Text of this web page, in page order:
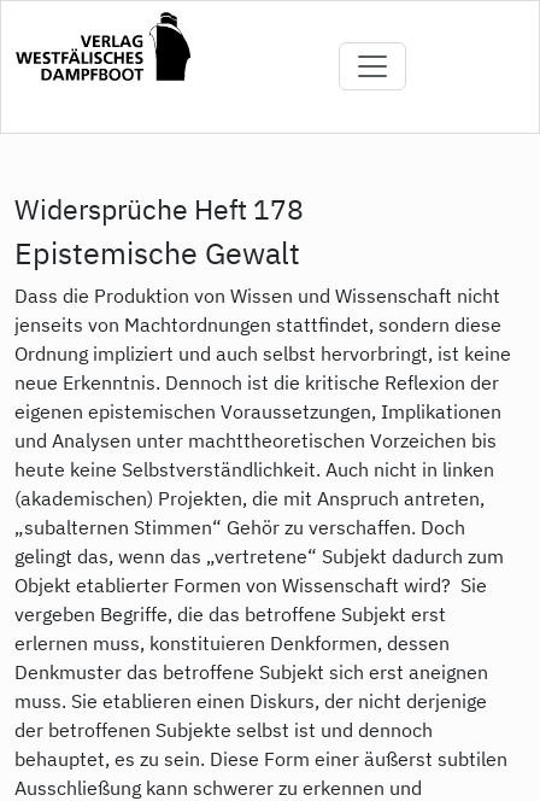
Inhalt
Widersprüche Heft 178
Epistemische Gewalt
Dass die Produktion von Wissen und Wissenschaft nicht
jenseits von Machtordnungen stattfindet, sondern diese
Ordnung impliziert und auch selbst hervorbringt, ist keine
neue Erkenntnis. Dennoch ist die kritische Reflexion der
eigenen epistemischen Voraussetzungen, Implikationen
und Analysen unter machttheoretischen Vorzeichen bis
heute keine Selbstverständlichkeit. Auch nicht in linken
(akademischen) Projekten, die mit Anspruch antreten,
„subalternen Stimmen“ Gehör zu verschaffen. Doch
gelingt das, wenn das „vertretene“ Subjekt dadurch zum
Objekt etablierter Formen von Wissenschaft wird? Sie
vergeben Begriffe, die das betroffene Subjekt erst
erlernen muss, konstituieren Denkformen, dessen
Denkmuster das betroffene Subjekt sich erst aneignen
muss. Sie etablieren einen Diskurs, der nicht derjenige
der betroffenen Subjekte selbst ist und dennoch
behauptet, es zu sein. Diese Form einer äußerst subtilen
Ausschließung kann schwerer zu erkennen und